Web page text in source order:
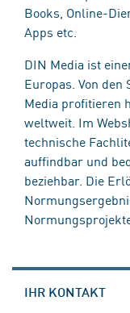
Books, Online-
Apps etc.
DIN Media ist
Europas. Von
Media profitieren
weltweit. Im
technische
auffindbar und
beziehbar. Die
IHR KONTAKT